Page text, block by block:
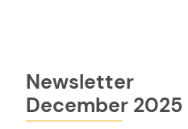
Newsletter
December 2025